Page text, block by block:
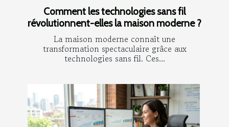
Comment les technologies sans fil
révolutionnent-elles la maison moderne ?
La maison moderne connaît une
transformation spectaculaire grâce aux
technologies sans fil. Ces...